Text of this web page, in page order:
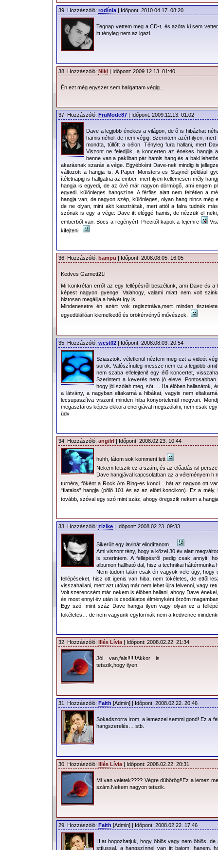
39. Hozzászóló: rodínia | Időpont: 2010.04.17. 08:20
Tegnap vettem meg a CD-t, és azóta ki sem
itt tényleg nem az igazi.
38. Hozzászóló: Niki | Időpont: 2009.12.13. 01:40
Én ezt még egyszer sem hallgattam végig…
37. Hozzászóló: FruMode87 | Időpont: 2009.12.13. 01:02
Dave a legjobb énekes a világon, de ő is hibázhat
hamis néhol, de nem végig. Szerintem azért ilyen,
mondta, túllőtt a célon. Tényleg fura hallani, mert
Viszont ne feledjük, a koncerten az énekes hangja
benne van a pakliban pár hamis hang és a baki
akarásnak szarás a vége. Egyébként Dave-nek mindig is
változott a hangja is. A Paper Monsters-es Staynél például
ítéletnapig is hallgatna az ember, mert ilyen kellemesen mély
hangja is egyedi, de az övé már nagyon dörmögő, ami engem
egyedi, különleges hangszíne. A férfias alatt nem feltétlen a
hangja van, de nagyon szép, különleges, olyan hang nincs még
de ne olyan, mint akit kasztráltak, mert attól a falra tudnék
szónak is egy a vége: Dave itt eléggé hamis, de nézzük el
emberből van. Bocs a regényért, Precitől kapok a fejemre
kifejteni.
36. Hozzászóló: bampu | Időpont: 2008.08.05. 16:05
Kedves Garnett21!
Mi konkrétan erről az egy fellépésről beszélünk, ami Dave és
képest nagyon gyenge. Valahogy, valami miatt nem volt
biztosan megállja a helyét így is…
Mindenesetre én azért vok regisztrálva,mert minden
egyedülállóan kiemelkedő és örökérvényű művészek.
35. Hozzászóló: west02 | Időpont: 2008.08.03. 20:54
Sziasztok. véletlenül néztem meg ezt a videót
sorok. Valószínüleg messze nem ez a legjobb
nem szaba elfelejteni! egy élő koncertet,
Szerintem a keverés nem jó eleve.
hogy jól szólalt meg, sőt…. Ha élőben hallanátok,
a látvány, a nagyban eltakarná a hibákat, vagyis nem
lecsupaszítva viszont minden hiba könyörtelenül megvan.
megasztáros képes ekkora energiával megszólalni, nem csak
üdv
34. Hozzászóló: angilrl | Időpont: 2008.02.23. 10:44
huhh, látom sok komment lett
Nekem tetszik ez a szám, és az előadás is!
Dave hangjával kapcsolatban az a véleményem h
turnéra, főként a Rock Am Ring-es konci ...hát az nagyon ott
“fiatalos” hangja (pölö 101 és az az előtti koncikon). Ez a
tovább, szóval egy szó mint száz, ahogy öregszik nekem a
33. Hozzászóló: zizike | Időpont: 2008.02.23. 09:33
Sikerült egy lavinát elindítanom…
Ami viszont tény, hogy a közel 30 év alatt
is szerintem. A fellépésről pedig csak annyit,
albumon hallható dal, hisz a technikai háttérmunka
Nem tudom talán csak én vagyok vele úgy, hogy
fellépéseket, hisz ott igenis van hiba, nem tökéletes, de ettől
visszahallani, mert azt utólag már nem lehet újra felvenni, vagy
Volt szerencsém már nekem is élőben hallani, ahogy Dave
és most ennyi év után is csodálatos élményként őrzöm
Egy szó, mint száz Dave hangja ilyen vagy olyan ez a
tökéletes… de nem vagyunk egyformák nem a kedvence
32. Hozzászóló: Illés Lívia | Időpont: 2008.02.22. 21:34
Jól van,fals!!!!!!Akkor is
tetszik,hogy ilyen.
31. Hozzászóló: Faith [Admin] | Időpont: 2008.02.22. 20:46
Sokadszorra írom, a lemezzel semmi gond! Ez a
hangszerelés… stb.
30. Hozzászóló: Illés Lívia | Időpont: 2008.02.22. 20:31
Mi van veletek???? Végre dübörög!!Ez a lemez
szám.Nekem nagyon tetszik.
29. Hozzászóló: Faith [Admin] | Időpont: 2008.02.22. 17:46
H;at bogozhatjuk, hogy öblös vagy nem öblös,
stílussal, a hangszínnel van itt bajom, hanem,